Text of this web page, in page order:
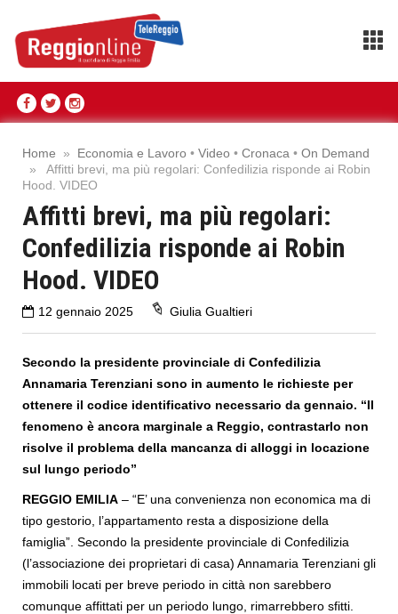
Home » Economia e Lavoro • Video • Cronaca • On Demand
» Affitti brevi, ma più regolari: Confedilizia risponde ai Robin
Hood. VIDEO
Affitti brevi, ma più regolari:
Confedilizia risponde ai Robin
Hood. VIDEO
12 gennaio 2025 Giulia Gualtieri
Secondo la presidente provinciale di Confedilizia
Annamaria Terenziani sono in aumento le richieste per
ottenere il codice identificativo necessario da gennaio. “Il
fenomeno è ancora marginale a Reggio, contrastarlo non
risolve il problema della mancanza di alloggi in locazione
sul lungo periodo”
REGGIO EMILIA – “E’ una convenienza non economica ma di
tipo gestorio, l’appartamento resta a disposizione della
famiglia”. Secondo la presidente provinciale di Confedilizia
(l’associazione dei proprietari di casa) Annamaria Terenziani gli
immobili locati per breve periodo in città non sarebbero
comunque affittati per un periodo lungo, rimarrebbero sfitti.